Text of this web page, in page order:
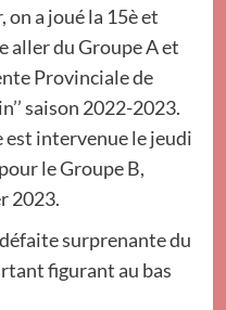
a joué la 15è et
aller du Groupe A et
Provinciale de
saison 2022-2023.
est intervenue le jeudi
le Groupe B,
2023.
surprenante du
figurant au bas